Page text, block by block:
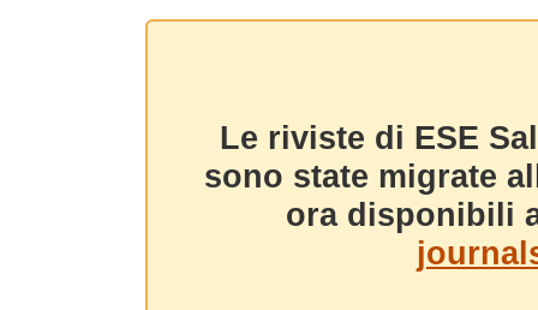
Le riviste di ESE
sono state migrate
ora disponibili